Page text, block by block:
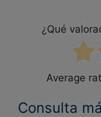
¿Qué
Average
Consulta